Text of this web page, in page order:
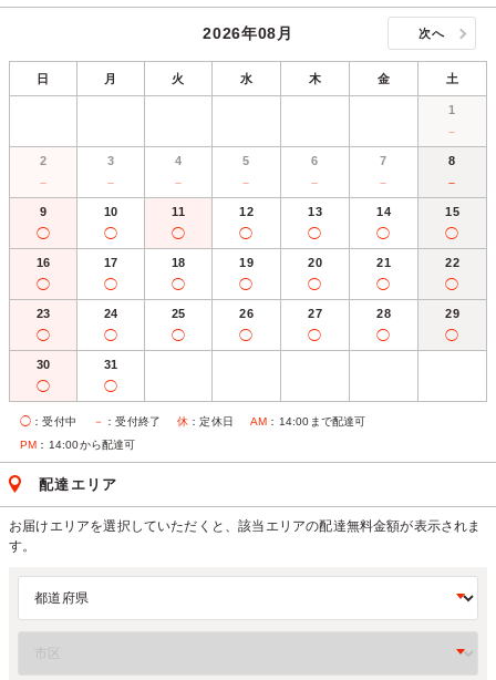
2026年08月 次へ
日 月 火 水 木 金 土
1
－
2
－
3
－
4
－
5
－
6
－
7
－
8
－
9
◯
10
◯
11
◯
12
◯
13
◯
14
◯
15
◯
16
◯
17
◯
18
◯
19
◯
20
◯
21
◯
22
◯
23
◯
24
◯
25
◯
26
◯
27
◯
28
◯
29
◯
30
◯
31
◯
◯ ：受付中 － ：受付終了 休 ：定休日 AM ：14:00まで配達可
PM ：14:00から配達可
配達エリア
お届けエリアを選択していただくと、該当エリアの配達無料金額が表示されま
す。